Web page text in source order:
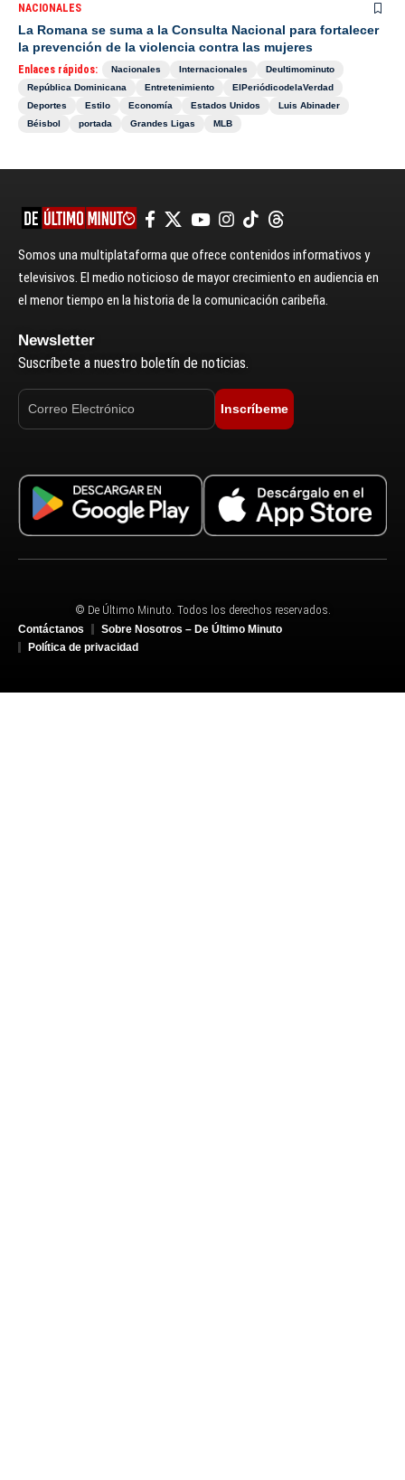
NACIONALES
La Romana se suma a la Consulta Nacional para fortalecer
la prevención de la violencia contra las mujeres
Enlaces rápidos: Nacionales Internacionales
Deultimominuto
República Dominicana
Entretenimiento
ElPeriódicodelaVerdad
Deportes
Estilo Economía Estados Unidos
Luis Abinader
Béisbol
portada Grandes Ligas MLB
Somos una multiplataforma que ofrece contenidos informativos y
televisivos. El medio noticioso de mayor crecimiento en audiencia en
el menor tiempo en la historia de la comunicación caribeña.
Newsletter
Suscríbete a nuestro boletín de noticias.
Inscríbeme
© De Último Minuto. Todos los derechos reservados.
Contáctanos
Sobre Nosotros – De Último Minuto
Política de privacidad